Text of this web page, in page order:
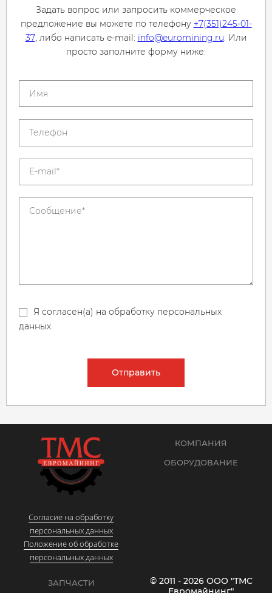
Задать вопрос или запросить коммерческое
предложение вы можете по телефону +7(351)245-01-
37, либо написать e-mail: info@euromining.ru. Или
просто заполните форму ниже:
Я согласен(а) на обработку персональных
данных.
Отправить
Согласие на обработку
персональных данных
Положение об обработке
персональных данных
КОМПАНИЯ
ОБОРУДОВАНИЕ
ЗАПЧАСТИ
© 2011 - 2026 ООО "ТМС